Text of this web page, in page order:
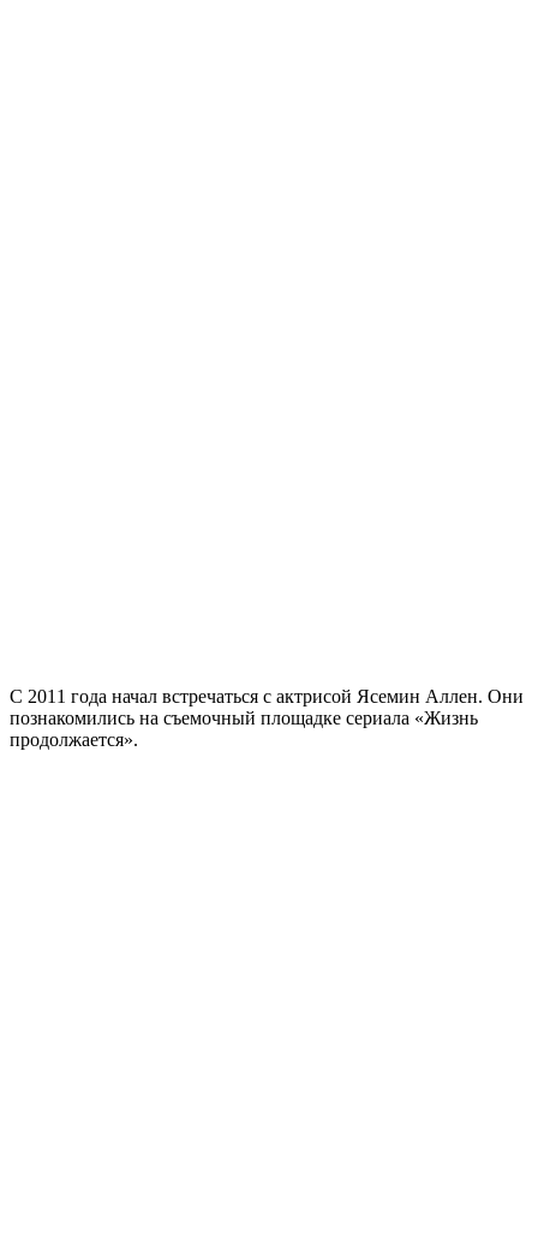
С 2011 года начал встречаться с актрисой Ясемин Аллен. Они
познакомились на съемочный площадке сериала «Жизнь
продолжается».